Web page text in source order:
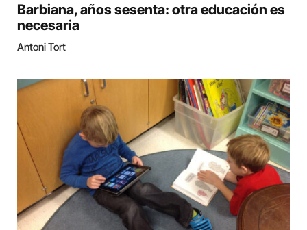
Barbiana, años sesenta: otra educación es
necesaria
Antoni Tort